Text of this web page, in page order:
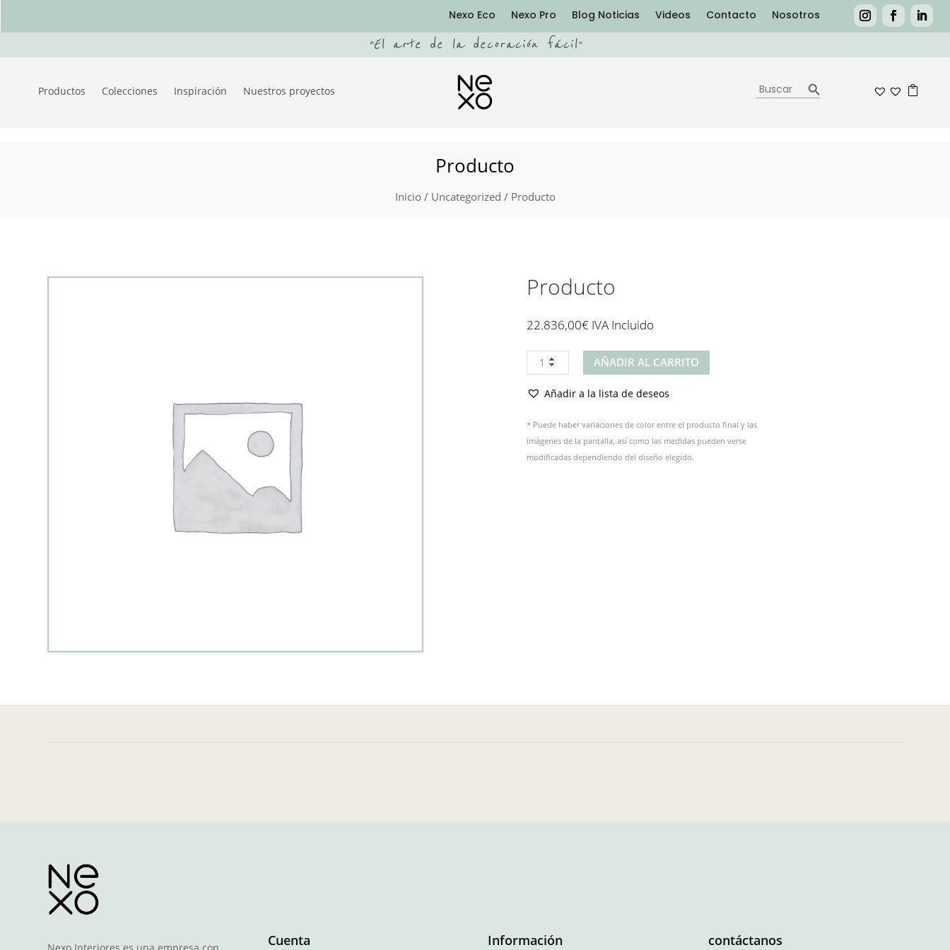
Nexo Eco Nexo Pro Blog Noticias Videos Contacto Nosotros
“El arte de la decoración fácil”
Productos Colecciones Inspiración Nuestros proyectos
Producto
Inicio / Uncategorized / Producto
Producto
22.836,00€ IVA Incluido
Producto
cantidad
AÑADIR AL CARRITO
Añadir a la lista de deseos
* Puede haber variaciones de color entre el producto final y las
imágenes de la pantalla, así como las medidas pueden verse
modificadas dependiendo del diseño elegido.
Cuenta Información contáctanos